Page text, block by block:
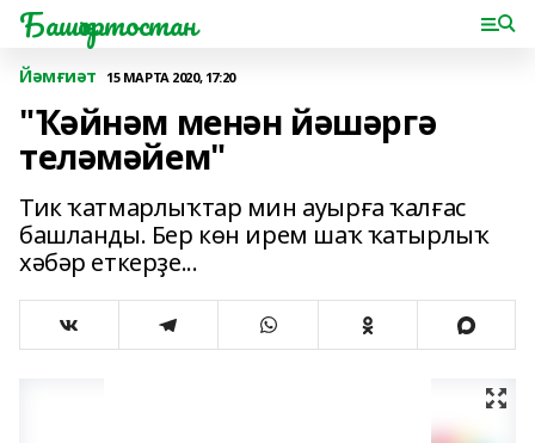
Башҡортостан
Йәмғиәт 15 МАРТА 2020, 17:20
"Ҡәйнәм менән йәшәргә
теләмәйем"
Тик ҡатмарлыҡтар мин ауырға ҡалғас
башланды. Бер көн ирем шаҡ ҡатырлыҡ
хәбәр еткерҙе...